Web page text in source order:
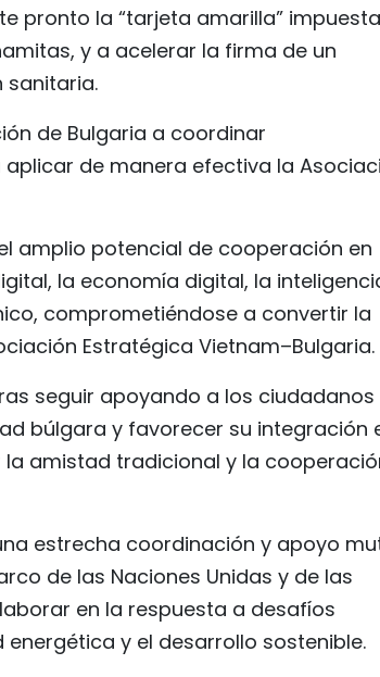
pronto la “tarjeta amarilla”
y a acelerar la firma de un
sanitaria.
de Bulgaria a coordinar
de manera efectiva la
amplio potencial de cooperación en
la economía digital, la
comprometiéndose a convertir la
Estratégica Vietnam–Bulgaria.
seguir apoyando a los ciudadanos
búlgara y favorecer su integración
amistad tradicional y la
estrecha coordinación y apoyo
de las Naciones Unidas y de las
en la respuesta a desafíos
y el desarrollo sostenible.